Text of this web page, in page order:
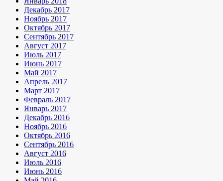
Декабрь 2017
Ноябрь 2017
Октябрь 2017
Сентябрь 2017
Август 2017
Июль 2017
Июнь 2017
Май 2017
Апрель 2017
Март 2017
Февраль 2017
Январь 2017
Декабрь 2016
Ноябрь 2016
Октябрь 2016
Сентябрь 2016
Август 2016
Июль 2016
Июнь 2016